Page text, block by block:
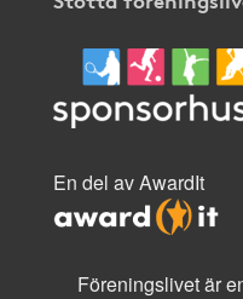
En del av AwardIt
Föreningslivet är